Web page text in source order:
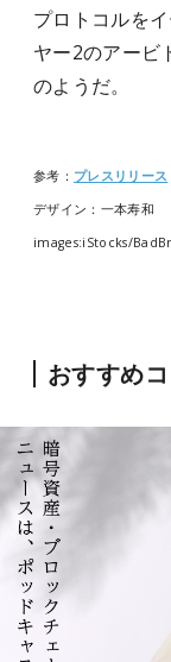
プロトコルを
ヤー2のアー
のようだ。
参考： プレスリリース
デザイン：一本寿和
images:iStocks/
おすすめ